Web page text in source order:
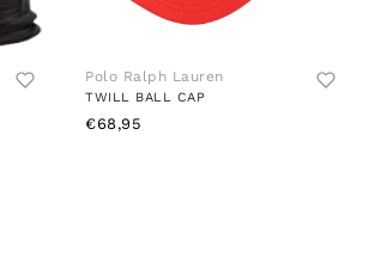
Polo Ralph Lauren
TWILL BALL CAP
€68,95